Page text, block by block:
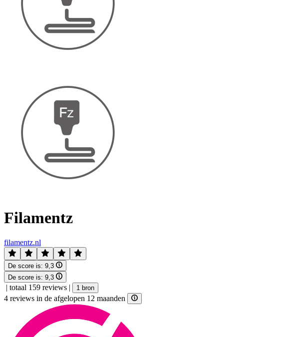
Filamentz
filamentz.nl
De score is: 9,3
De score is: 9,3
| totaal 159 reviews | 1 bron
4 reviews in de afgelopen 12 maanden